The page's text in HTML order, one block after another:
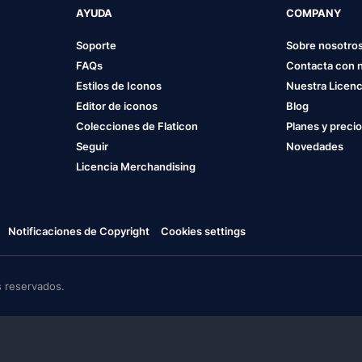
AYUDA
Soporte
FAQs
Estilos de Iconos
Editor de iconos
Colecciones de Flaticon
Seguir
Licencia Merchandising
COMPANY
Sobre
Contacta con
Nuestra
Blog
Planes y
Novedades
Notificaciones de Copyright Cookies settings
reservados.